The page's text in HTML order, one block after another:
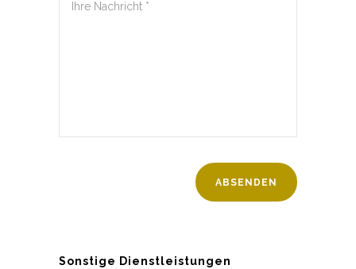
Sonstige Dienstleistungen